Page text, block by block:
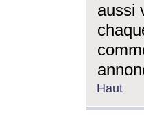
aussi
Haut